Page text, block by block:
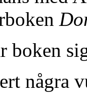
boken
några